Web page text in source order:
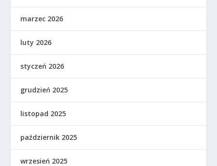
marzec 2026
luty 2026
styczeń 2026
grudzień 2025
listopad 2025
październik 2025
wrzesień 2025